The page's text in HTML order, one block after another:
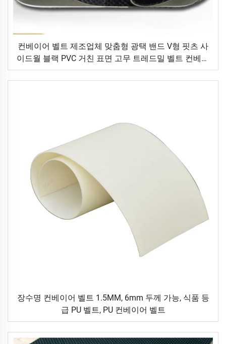
컨베이어 벨트 제조업체 맞춤형 광택 밴드 V형 핏츠 사
이드월 블랙 PVC 거친 표면 고무 트레드밀 벨트 컨베이
어 벨트
장수명 컨베이어 벨트 1.5MM, 6mm 두께 가능, 식품 등
급 PU 벨트, PU 컨베이어 벨트